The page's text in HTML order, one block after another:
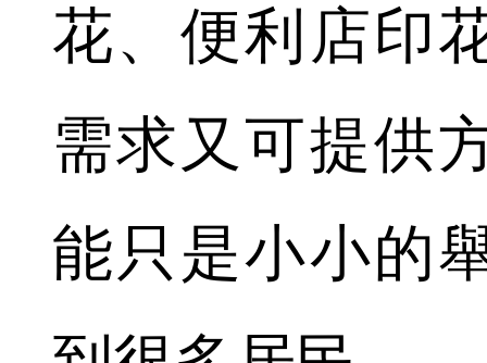
花、便利店印
需求又可提供
能只是小小的